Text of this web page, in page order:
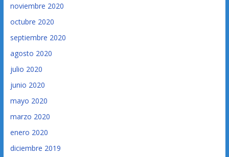
noviembre 2020
octubre 2020
septiembre 2020
agosto 2020
julio 2020
junio 2020
mayo 2020
marzo 2020
enero 2020
diciembre 2019